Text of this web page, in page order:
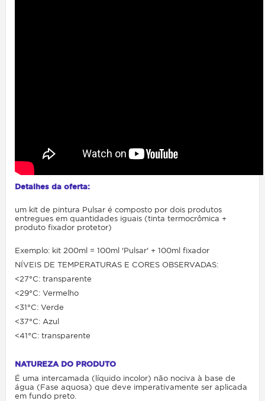
Detalhes da oferta:
um kit de pintura Pulsar é composto por dois produtos
entregues em quantidades iguais (tinta termocrômica +
produto fixador protetor)
Exemplo: kit 200ml = 100ml 'Pulsar' + 100ml fixador
NÍVEIS DE TEMPERATURAS E CORES OBSERVADAS:
<27°C: transparente
<29°C: Vermelho
<31°C: Verde
<37°C: Azul
<41°C: transparente
NATUREZA DO PRODUTO
É uma intercamada (líquido incolor) não nociva à base de
água (Fase aquosa) que deve imperativamente ser aplicada
em fundo preto.